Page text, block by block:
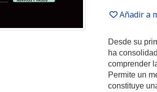
Añadir a
Desde su
ha
comprender
Permite un
constituye